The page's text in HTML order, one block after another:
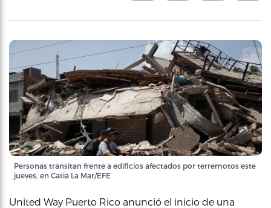
Personas transitan frente a edificios afectados por terremotos este
jueves, en Catia La Mar/EFE
United Way Puerto Rico anunció el inicio de una